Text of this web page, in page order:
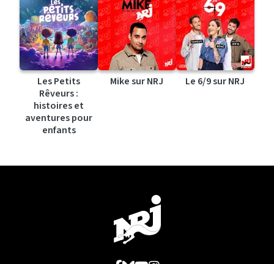
Les Petits
Rêveurs :
histoires et
aventures pour
enfants
Mike sur NRJ Le 6/9 sur NRJ